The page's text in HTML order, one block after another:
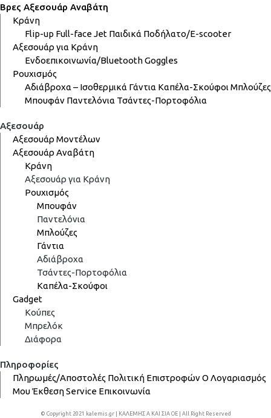
Βρες Αξεσουάρ Αναβάτη
Κράνη
Flip-up Full-faceJet Παιδικά Ποδήλατο/E-scooter
Αξεσουάρ για Κράνη
Ενδοεπικοινωνία/BluetoothGoggles
Ρουχισμός
Αδιάβροχα – Ισοθερμικά Γάντια Καπέλα-Σκούφοι Μπλούζες
Μπουφάν Παντελόνια Τσάντες-Πορτοφόλια
Αξεσουάρ
Αξεσουάρ Μοντέλων
Αξεσουάρ Αναβάτη
Κράνη
Αξεσουάρ για Κράνη
Ρουχισμός
Μπουφάν
Παντελόνια
Μπλούζες
Γάντια
Αδιάβροχα
Τσάντες-Πορτοφόλια
Καπέλα-Σκούφοι
Gadget
Κούπες
Μπρελόκ
Διάφορα
Πληροφορίες
Πληρωμές/Αποστολές Πολιτική ΕπιστροφώνΟ Λογαριασμός
ΜουΈκθεσηService Επικοινωνία
© Copyright 2021 kalemis.gr | ΚΑΛΕΜΗΣ Α ΚΑΙ ΣΙΑ ΟΕ | All Right Reserved